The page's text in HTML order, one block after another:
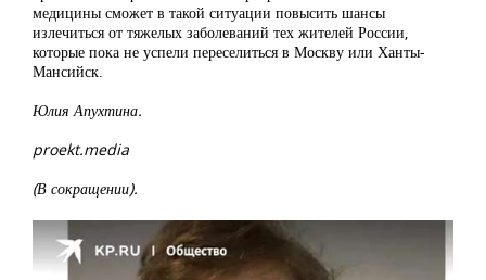
медицины сможет в такой ситуации повысить шансы
излечиться от тяжелых заболеваний тех жителей России,
которые пока не успели переселиться в Москву или Ханты-
Мансийск.
Юлия Апухтина.
proekt.media
(В сокращении).